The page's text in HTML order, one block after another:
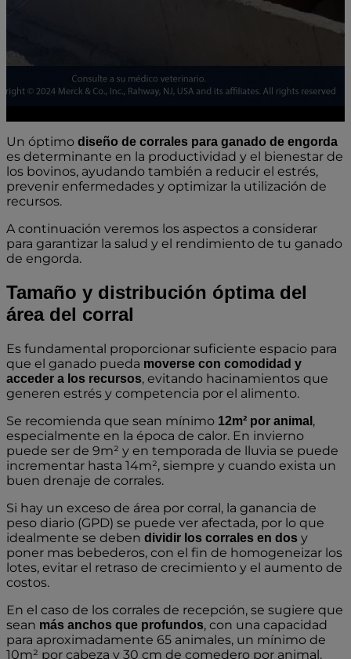
Un óptimo diseño de corrales para ganado de engorda
es​ determinante en la productividad y el bienestar de​
los bovinos, ayudando también a reducir el estrés,
prevenir enfermedades y optimizar la utilización de
recursos.
A continuación veremos​ los aspectos a considerar
para garantizar la salud y el rendimiento de tu ganado
de engorda.
Tamaño y distribución óptima del
área del corral
Es fundamental proporcionar suficiente espacio para
que el ganado pueda moverse con comodidad y
acceder a los recursos, evitando hacinamientos que
generen estrés y competencia por el alimento.
Se recomienda que sean mínimo 12m² por animal ,
especialmente en la época de calor. En invierno
puede ser de 9m² y en temporada de lluvia se puede
incrementar hasta 14m², siempre y cuando exista un
buen drenaje de corrales.
Si hay un exceso de área por corral, la ganancia de
peso diario (GPD) se puede ver afectada, por lo que
idealmente se deben dividir los corrales en dos y
poner mas bebederos, con el fin de homogeneizar los
lotes, evitar el retraso de crecimiento y el aumento de
costos.
En el caso de los corrales de recepción, se sugiere que
sean más anchos que profundos, con una capacidad
para aproximadamente 65 animales, un mínimo de
10m² por cabeza y 30 cm de comedero por animal.